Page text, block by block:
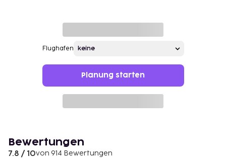
Flughafen
Planung starten
Bewertungen
7.8 / 10von 914 Bewertungen